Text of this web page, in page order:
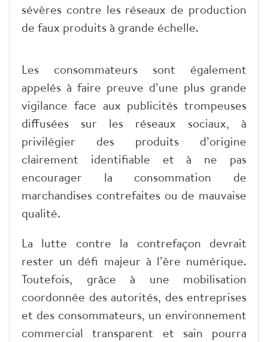
sévères contre les réseaux de production
de faux produits à grande échelle.
​Les consommateurs sont également
appelés à faire preuve d’une plus grande
vigilance face aux publicités trompeuses
diffusées sur les réseaux sociaux, à
privilégier des produits d’origine
clairement identifiable et à ne pas
encourager la consommation de
marchandises contrefaites ou de mauvaise
qualité.
​La lutte contre la contrefaçon devrait
rester un défi majeur à l’ère numérique.
Toutefois, grâce à une mobilisation
coordonnée des autorités, des entreprises
et des consommateurs, un environnement
commercial transparent et sain pourra